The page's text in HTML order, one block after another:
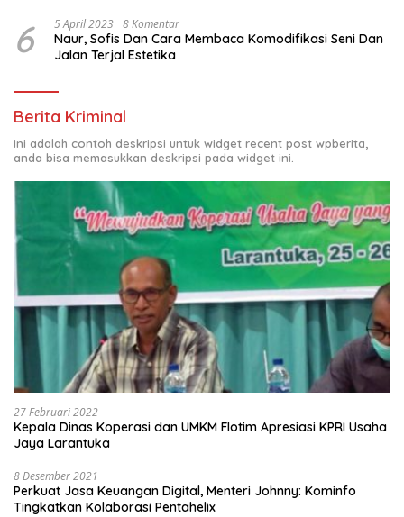
6 5 April 2023 8 Komentar
Naur, Sofis Dan Cara Membaca Komodifikasi Seni Dan
Jalan Terjal Estetika
Berita Kriminal
Ini adalah contoh deskripsi untuk widget recent post wpberita,
anda bisa memasukkan deskripsi pada widget ini.
27 Februari 2022
Kepala Dinas Koperasi dan UMKM Flotim Apresiasi KPRI Usaha
Jaya Larantuka
8 Desember 2021
Perkuat Jasa Keuangan Digital, Menteri Johnny: Kominfo
Tingkatkan Kolaborasi Pentahelix